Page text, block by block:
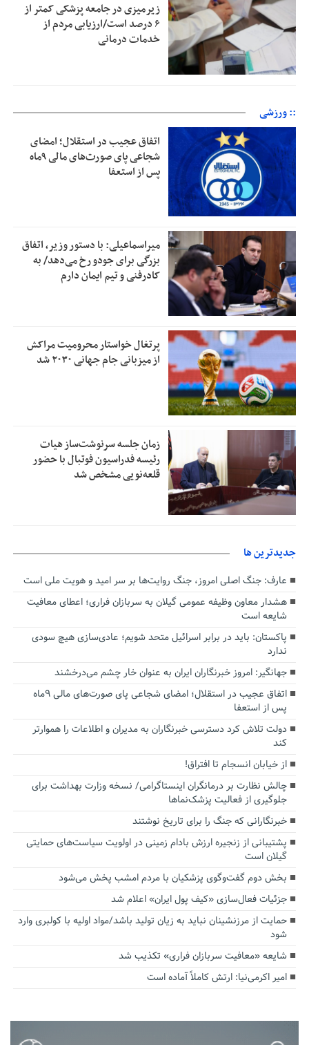
زیرمیزی در جامعه پزشکی کمتر از
۶ درصد است/ارزیابی مردم از
خدمات درمانی
:: ورزشی
اتفاق عجیب در استقلال؛ امضای
شجاعی پای صورت‌های مالی ٩ماه
پس از استعفا
میراسماعیلی: با دستور وزیر، اتفاق
بزرگی برای جودو رخ می‌دهد/ به
کادرفنی و تیم ایمان دارم
پرتغال خواستار محرومیت مراکش
از میزبانی جام جهانی ۲۰۳۰ شد
زمان جلسه سرنوشت‌ساز هیات
رئیسه فدراسیون فوتبال با حضور
قلعه‌نویی مشخص شد
جديدترين ها
عارف: جنگ اصلی امروز، جنگ روایت‌ها بر سر امید و هویت ملی است
هشدار معاون وظیفه عمومی گیلان به سربازان فراری؛ اعطای معافیت
شایعه است
پاکستان: باید در برابر اسرائیل متحد شویم؛ عادی‌سازی هیچ سودی
ندارد
جهانگیر: امروز خبرنگاران ایران به عنوان خار چشم می‌درخشند
اتفاق عجیب در استقلال؛ امضای شجاعی پای صورت‌های مالی ٩ماه
پس از استعفا
دولت تلاش کرد دسترسی خبرنگاران به مدیران و اطلاعات را هموارتر
کند
از خیابان انسجام تا افتراق!
چالش نظارت بر درمانگران اینستاگرامی/ نسخه وزارت بهداشت برای
جلوگیری از فعالیت پزشک‌نماها
خبرنگارانی که جنگ را برای تاریخ نوشتند
پشتیبانی از زنجیره ارزش بادام زمینی در اولویت سیاست‌های حمایتی
گیلان است
بخش دوم گفت‌وگوی پزشکیان با مردم امشب پخش می‌شود
جزئیات فعال‌سازی «کیف پول ایران» اعلام شد
حمایت از مرزنشینان نباید به زیان تولید باشد/مواد اولیه با کولبری وارد
شود
شایعه «معافیت سربازان فراری» تکذیب شد
امیر اکرمی‌نیا: ارتش کاملاً آماده است